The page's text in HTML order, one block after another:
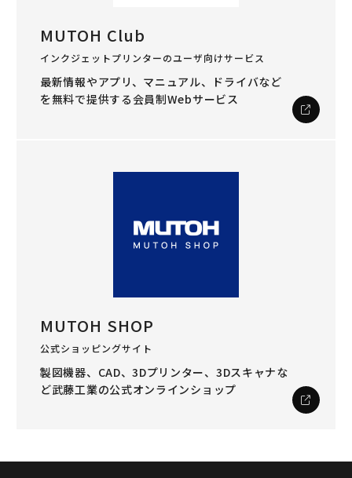
MUTOH Club
インクジェットプリンターのユーザ向けサービス
最新情報やアプリ、マニュアル、ドライバなど
を無料で提供する会員制Webサービス
MUTOH SHOP
公式ショッピングサイト
製図機器、CAD、3Dプリンター、3Dスキャナな
ど武藤工業の公式オンラインショップ